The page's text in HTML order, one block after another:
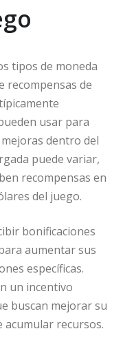
tipos de moneda
recompensas de
usar para
dentro del
puede variar,
recompensas en
del juego.
bonificaciones
aumentar sus
específicas.
un incentivo
buscan mejorar su
acumular recursos.